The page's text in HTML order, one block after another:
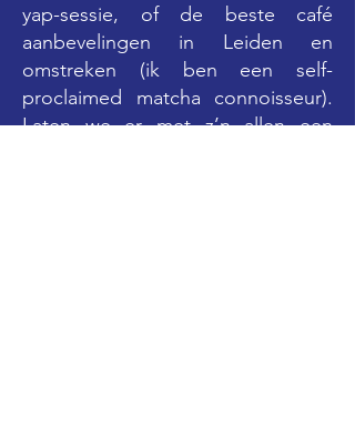
yap-sessie, of de beste café
aanbevelingen in Leiden en
omstreken (ik ben een self-
proclaimed matcha connoisseur).
Laten we er met z’n allen een